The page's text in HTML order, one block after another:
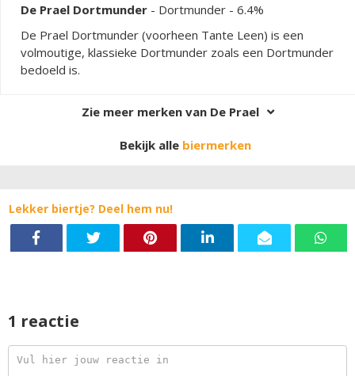
De Prael Dortmunder - Dortmunder - 6.4%
De Prael Dortmunder (voorheen Tante Leen) is een
volmoutige, klassieke Dortmunder zoals een Dortmunder
bedoeld is.
Zie meer merken van De Prael
Bekijk alle biermerken
Lekker biertje? Deel hem nu!
1 reactie